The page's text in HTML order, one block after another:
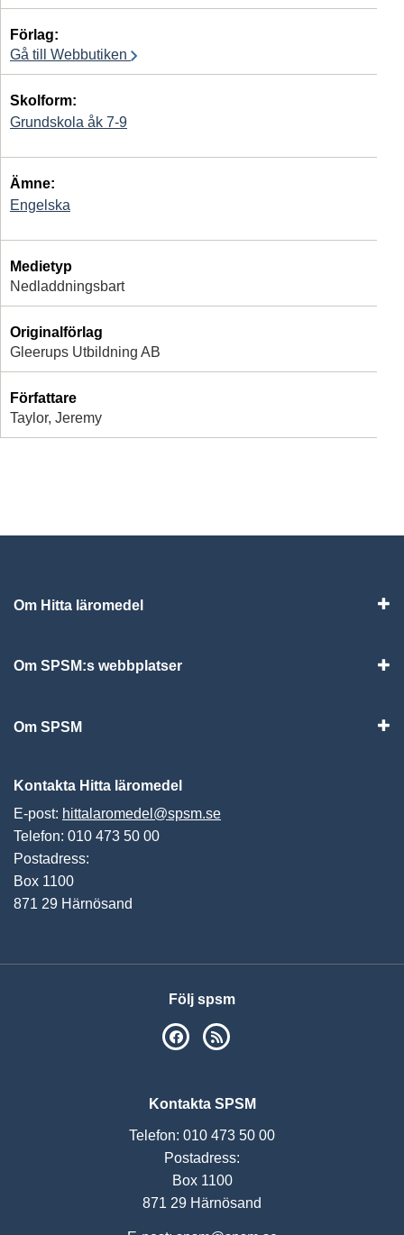
Förlag:
Gå till Webbutiken
Skolform:
Grundskola åk 7-9
Ämne:
Engelska
Medietyp
Nedladdningsbart
Originalförlag
Gleerups Utbildning AB
Författare
Taylor, Jeremy
Om Hitta läromedel
Om SPSM:s webbplatser
Om SPSM
Kontakta Hitta läromedel
E-post: hittalaromedel@spsm.se
Telefon: 010 473 50 00
Postadress:
Box 1100
871 29 Härnösand
Följ spsm
SPSM på Facebook
Kontakta SPSM
Telefon: 010 473 50 00
Postadress:
Box 1100
871 29 Härnösand